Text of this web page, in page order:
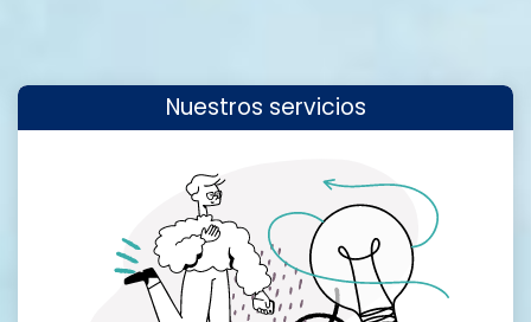
Nuestros servicios